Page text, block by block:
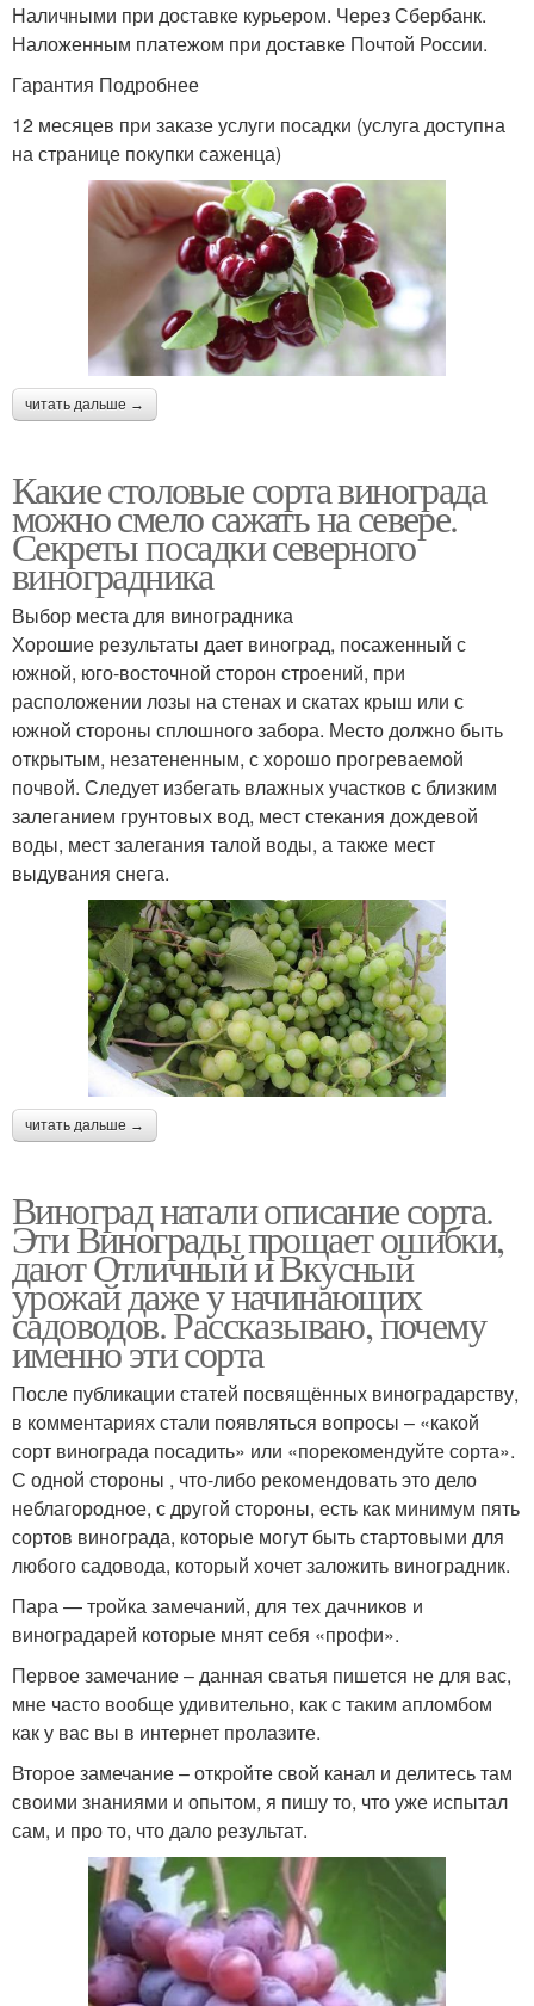
Наличными при доставке курьером. Через Сбербанк.
Наложенным платежом при доставке Почтой России.
Гарантия Подробнее
12 месяцев при заказе услуги посадки (услуга доступна
на странице покупки саженца)
читать дальше →
Какие столовые сорта винограда
можно смело сажать на севере.
Секреты посадки северного
виноградника
Выбор места для виноградника
Хорошие результаты дает виноград, посаженный с
южной, юго-восточной сторон строений, при
расположении лозы на стенах и скатах крыш или с
южной стороны сплошного забора. Место должно быть
открытым, незатененным, с хорошо прогреваемой
почвой. Следует избегать влажных участков с близким
залеганием грунтовых вод, мест стекания дождевой
воды, мест залегания талой воды, а также мест
выдувания снега.
читать дальше →
Виноград натали описание сорта.
Эти Винограды прощает ошибки,
дают Отличный и Вкусный
урожай даже у начинающих
садоводов. Рассказываю, почему
именно эти сорта
После публикации статей посвящённых виноградарству,
в комментариях стали появляться вопросы – «какой
сорт винограда посадить» или «порекомендуйте сорта».
С одной стороны , что-либо рекомендовать это дело
неблагородное, с другой стороны, есть как минимум пять
сортов винограда, которые могут быть стартовыми для
любого садовода, который хочет заложить виноградник.
Пара — тройка замечаний, для тех дачников и
виноградарей которые мнят себя «профи».
Первое замечание – данная сватья пишется не для вас,
мне часто вообще удивительно, как с таким апломбом
как у вас вы в интернет пролазите.
Второе замечание – откройте свой канал и делитесь там
своими знаниями и опытом, я пишу то, что уже испытал
сам, и про то, что дало результат.